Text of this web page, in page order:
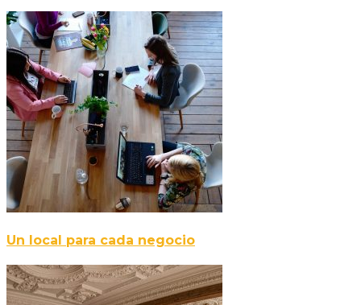
Un local para cada negocio